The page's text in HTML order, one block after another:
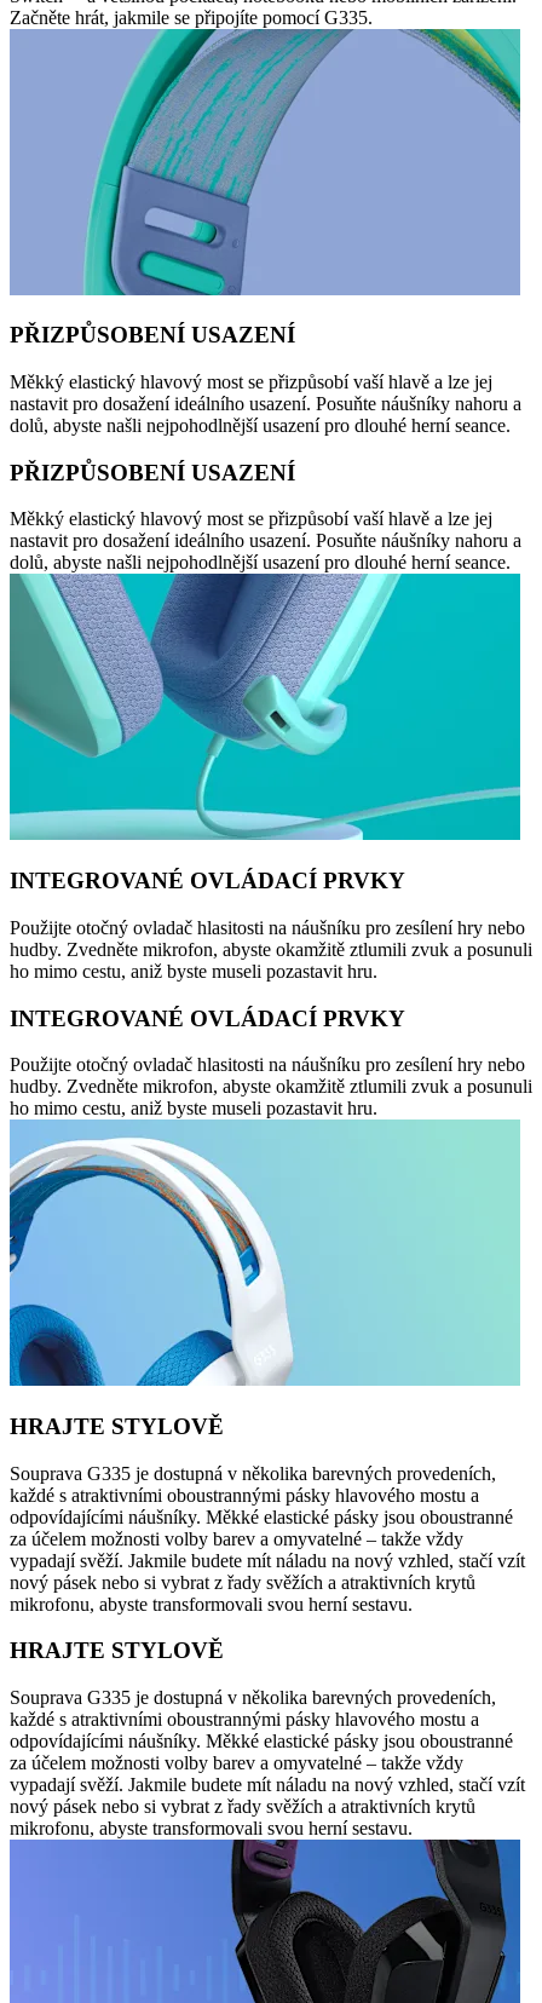
Začněte hrát, jakmile se připojíte pomocí G335.
PŘIZPŮSOBENÍ USAZENÍ
Měkký elastický hlavový most se přizpůsobí vaší hlavě a lze jej
nastavit pro dosažení ideálního usazení. Posuňte náušníky nahoru a
dolů, abyste našli nejpohodlnější usazení pro dlouhé herní seance.
PŘIZPŮSOBENÍ USAZENÍ
Měkký elastický hlavový most se přizpůsobí vaší hlavě a lze jej
nastavit pro dosažení ideálního usazení. Posuňte náušníky nahoru a
dolů, abyste našli nejpohodlnější usazení pro dlouhé herní seance.
INTEGROVANÉ OVLÁDACÍ PRVKY
Použijte otočný ovladač hlasitosti na náušníku pro zesílení hry nebo
hudby. Zvedněte mikrofon, abyste okamžitě ztlumili zvuk a posunuli
ho mimo cestu, aniž byste museli pozastavit hru.
INTEGROVANÉ OVLÁDACÍ PRVKY
Použijte otočný ovladač hlasitosti na náušníku pro zesílení hry nebo
hudby. Zvedněte mikrofon, abyste okamžitě ztlumili zvuk a posunuli
ho mimo cestu, aniž byste museli pozastavit hru.
HRAJTE STYLOVĚ
Souprava G335 je dostupná v několika barevných provedeních,
každé s atraktivními oboustrannými pásky hlavového mostu a
odpovídajícími náušníky. Měkké elastické pásky jsou oboustranné
za účelem možnosti volby barev a omyvatelné – takže vždy
vypadají svěží. Jakmile budete mít náladu na nový vzhled, stačí vzít
nový pásek nebo si vybrat z řady svěžích a atraktivních krytů
mikrofonu, abyste transformovali svou herní sestavu.
HRAJTE STYLOVĚ
Souprava G335 je dostupná v několika barevných provedeních,
každé s atraktivními oboustrannými pásky hlavového mostu a
odpovídajícími náušníky. Měkké elastické pásky jsou oboustranné
za účelem možnosti volby barev a omyvatelné – takže vždy
vypadají svěží. Jakmile budete mít náladu na nový vzhled, stačí vzít
nový pásek nebo si vybrat z řady svěžích a atraktivních krytů
mikrofonu, abyste transformovali svou herní sestavu.